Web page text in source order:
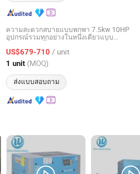
ความสะดวกสบายแบบพกพา 7.5kw 10HP
อุปกรณ์รวมทุกอย่างในหนึ่งเดียวแบบ
และถังคอมเพรสเซอร์ลมแบบโรตารี่สกรู
US$679-710 / unit
1 unit (MOQ)
ส่งแบบสอบถาม
Technology Co., Ltd.
อัตราจาก 2026